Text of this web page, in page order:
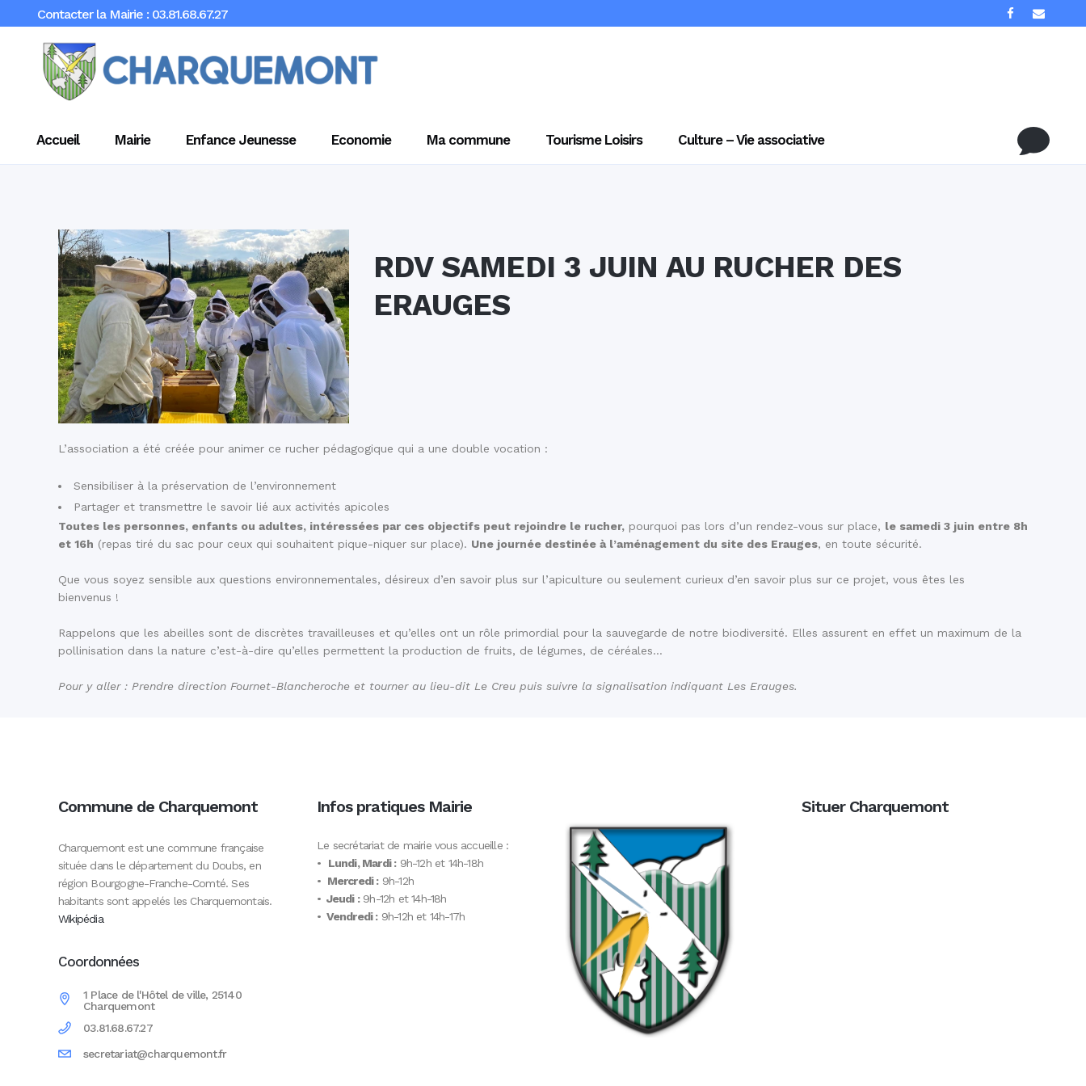
Contacter la Mairie : 03.81.68.67.27
Accueil Mairie Enfance Jeunesse Economie Ma commune Tourisme Loisirs Culture – Vie associative
RDV SAMEDI 3 JUIN AU RUCHER DES
ERAUGES
L’association a été créée pour animer ce rucher pédagogique qui a une double vocation :
Sensibiliser à la préservation de l’environnement
Partager et transmettre le savoir lié aux activités apicoles
Toutes les personnes, enfants ou adultes, intéressées par ces objectifs peut rejoindre le rucher, pourquoi pas lors d’un rendez-vous sur place, le samedi 3 juin entre 8h
et 16h (repas tiré du sac pour ceux qui souhaitent pique-niquer sur place). Une journée destinée à l’aménagement du site des Erauges, en toute sécurité.
Que vous soyez sensible aux questions environnementales, désireux d’en savoir plus sur l’apiculture ou seulement curieux d’en savoir plus sur ce projet, vous êtes les
bienvenus !
Rappelons que les abeilles sont de discrètes travailleuses et qu’elles ont un rôle primordial pour la sauvegarde de notre biodiversité. Elles assurent en effet un maximum de la
pollinisation dans la nature c’est-à-dire qu’elles permettent la production de fruits, de légumes, de céréales…
Pour y aller : Prendre direction Fournet-Blancheroche et tourner au lieu-dit Le Creu puis suivre la signalisation indiquant Les Erauges.
Commune de Charquemont
Charquemont est une commune française
située dans le département du Doubs, en
région Bourgogne-Franche-Comté. Ses
habitants sont appelés les Charquemontais.
Wikipédia
Coordonnées
1 Place de l'Hôtel de ville, 25140
Charquemont
03.81.68.67.27
secretariat@charquemont.fr
Infos pratiques Mairie
Le secrétariat de mairie vous accueille :
• Lundi, Mardi :9h-12h et 14h-18h
• Mercredi :9h-12h
• Jeudi :9h-12h et 14h-18h
• Vendredi :9h-12h et 14h-17h
Situer Charquemont